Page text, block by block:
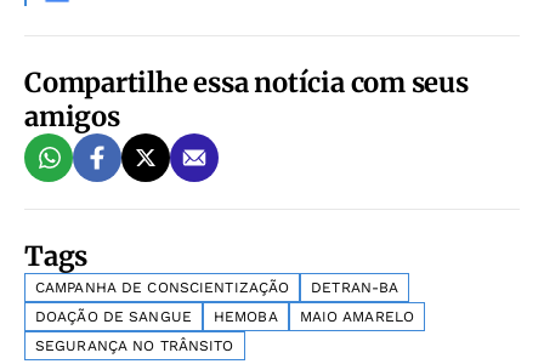
Compartilhe essa notícia com seus
amigos
Tags
CAMPANHA DE CONSCIENTIZAÇÃO
DETRAN-BA
DOAÇÃO DE SANGUE
HEMOBA
MAIO AMARELO
SEGURANÇA NO TRÂNSITO